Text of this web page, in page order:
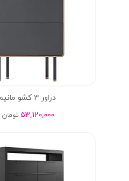
دراور 3 کشو مانیم
53,120,000 تومان